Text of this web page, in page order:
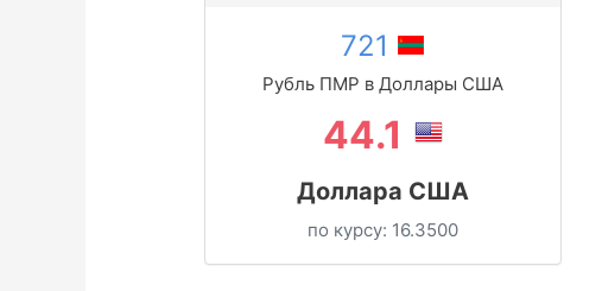
721
Рубль ПМР в Доллары США
44.1
Доллара США
по курсу: 16.3500